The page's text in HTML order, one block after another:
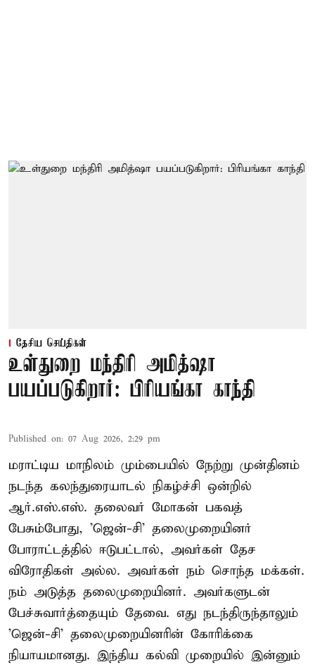
தேசிய செய்திகள்
உள்துறை மந்திரி அமித்ஷா
பயப்படுகிறார்: பிரியங்கா காந்தி
Published on: 07 Aug 2026, 2:29 pm
மராட்டிய மாநிலம் மும்பையில் நேற்று முன்தினம்
நடந்த கலந்துரையாடல் நிகழ்ச்சி ஒன்றில்
ஆர்.எஸ்.எஸ். தலைவர் மோகன் பகவத்
பேசும்போது, 'ஜென்-சி' தலைமுறையினர்
போராட்டத்தில் ஈடுபட்டால், அவர்கள் தேச
விரோதிகள் அல்ல. அவர்கள் நம் சொந்த மக்கள்.
நம் அடுத்த தலைமுறையினர். அவர்களுடன்
பேச்சுவார்த்தையும் தேவை. எது நடந்திருந்தாலும்
'ஜென்-சி' தலைமுறையினரின் கோரிக்கை
நியாயமானது. இந்திய கல்வி முறையில் இன்னும்